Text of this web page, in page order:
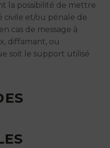
la possibilité de mettre
civile et/ou pénale de
cas de message à
diffamant, ou
soit le support utilisé